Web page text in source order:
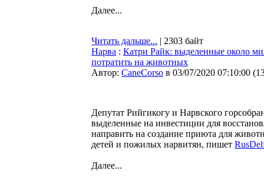
Далее...
Читать дальше... | 2303 байт
Нарва : Катри Райк: выделенные около
потратить на животных
Автор: CaneCorso в 03/07/2020 07:10:00 (
Депутат Рийгикогу и Нарвского
выделенные на инвестиции для
направить на создание приюта для
детей и пожилых нарвитян, пишет
Далее...